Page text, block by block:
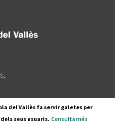
del Vallès fa servir galetes per
seus usuaris. Consulta més